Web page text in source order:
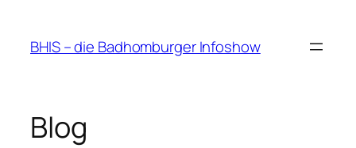
springen
BHIS – die Badhomburger Infoshow
Blog